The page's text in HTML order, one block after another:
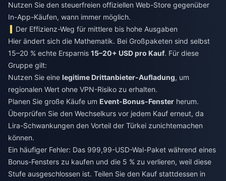
Nutzen Sie den steuerfreien offiziellen Web-Store gegenüber
In-App-Käufen, wann immer möglich.
Der Effizienz-Weg für mittlere bis hohe Ausgaben
Hier ändert sich die Mathematik. Bei Großpaketen sind selbst
15–20 % echte Ersparnis 15–20+ USD pro Kauf. Für diese
Gruppe gilt:
Nutzen Sie eine legitime Drittanbieter-Aufladung, um
regionalen Wert ohne VPN-Risiko zu erhalten.
Planen Sie große Käufe um Event-Bonus-Fenster herum.
Überprüfen Sie den Wechselkurs vor jedem Kauf erneut, da
Lira-Schwankungen den Vorteil der Türkei zunichtemachen
können.
Ein häufiger Fehler: Das 999,99-USD-Wal-Paket während eines
Bonus-Fensters zu kaufen und die 5 % zu verlieren, weil diese
Stufe ausgeschlossen ist. Teilen Sie den Kauf stattdessen in